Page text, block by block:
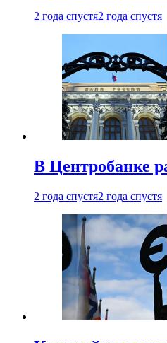
2 года спустя2 года спустя
В Центробанке
2 года спустя2 года спустя